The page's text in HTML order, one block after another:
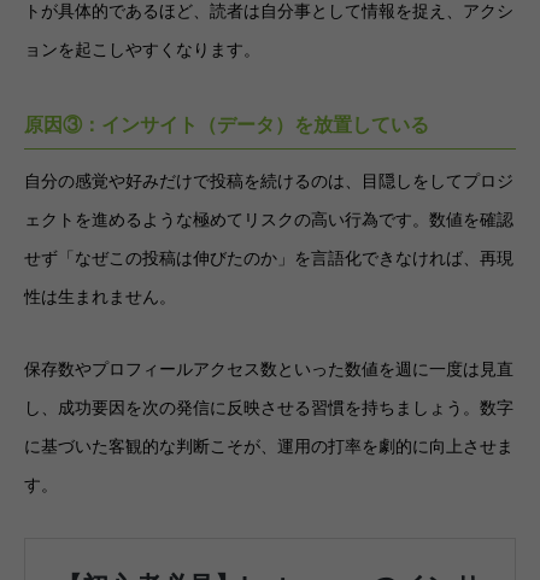
トが具体的であるほど、読者は自分事として情報を捉え、アクシ
ョンを起こしやすくなります。
原因③：インサイト（データ）を放置している
自分の感覚や好みだけで投稿を続けるのは、目隠しをしてプロジ
ェクトを進めるような極めてリスクの高い行為です。数値を確認
せず「なぜこの投稿は伸びたのか」を言語化できなければ、再現
性は生まれません。
保存数やプロフィールアクセス数といった数値を週に一度は見直
し、成功要因を次の発信に反映させる習慣を持ちましょう。数字
に基づいた客観的な判断こそが、運用の打率を劇的に向上させま
す。